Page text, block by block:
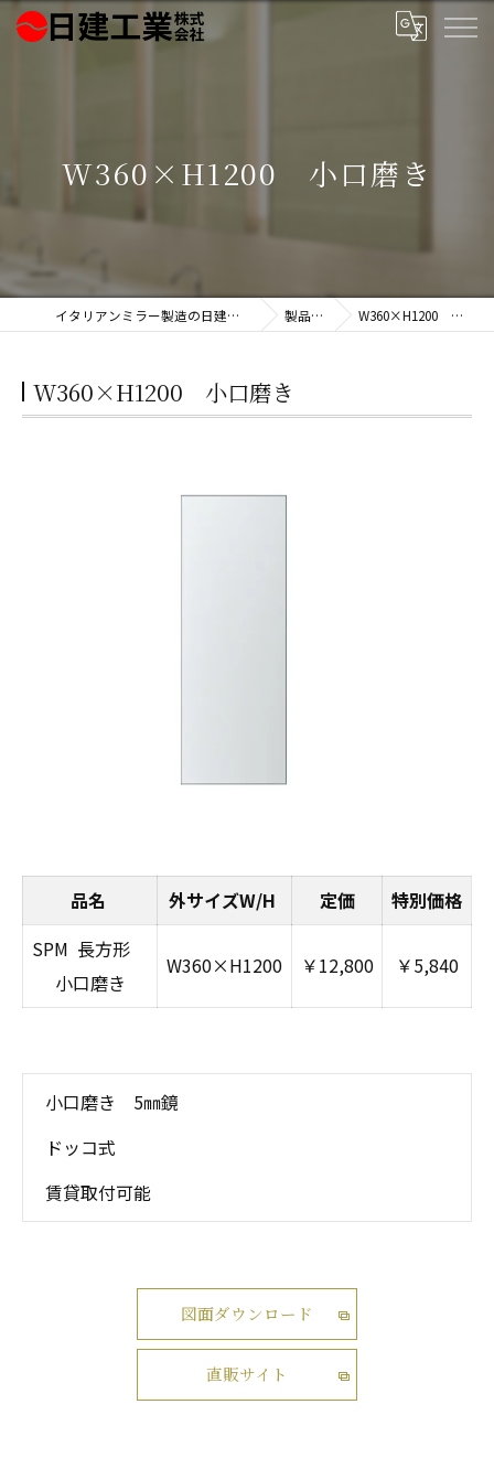
W360×H1200 小口磨き
イタリアンミラー製造の日建工業株式会社 製品一覧 W360×H1200 小口磨き
W360×H1200 小口磨き
品名 外サイズW/H 定価
特別価格
SPM 長方形
小口磨き
W360×H1200 ￥12,800 ￥5,840
小口磨き 5㎜鏡
ドッコ式
賃貸取付可能
図面ダウンロード
直販サイト